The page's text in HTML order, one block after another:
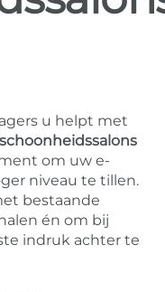
u helpt met
om uw e-
niveau te tillen.
bestaande
én om bij
indruk achter te